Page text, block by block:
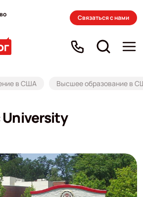
Связаться с нами
в США Высшее образование в